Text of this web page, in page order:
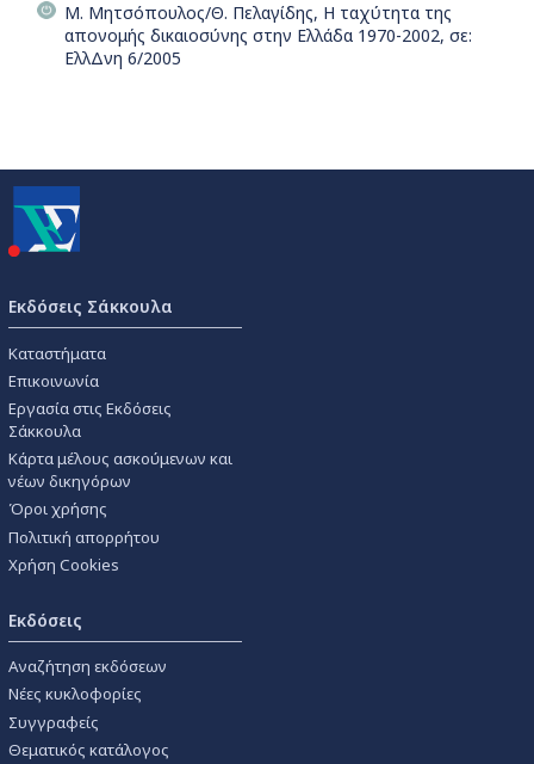
Μ. Μητσόπουλος/Θ. Πελαγίδης, Η ταχύτητα της
απονομής δικαιοσύνης στην Ελλάδα 1970-2002, σε:
ΕλλΔνη 6/2005
Εκδόσεις Σάκκουλα
Καταστήματα
Επικοινωνία
Εργασία στις Εκδόσεις
Σάκκουλα
Κάρτα μέλους ασκούμενων και
νέων δικηγόρων
Όροι χρήσης
Πολιτική απορρήτου
Χρήση Cookies
Εκδόσεις
Αναζήτηση εκδόσεων
Νέες κυκλοφορίες
Συγγραφείς
Θεματικός κατάλογος